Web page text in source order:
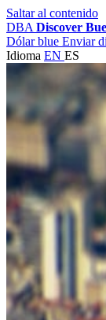
Saltar al contenido
DBA Discover
Dólar blue Enviar
Idioma EN ES